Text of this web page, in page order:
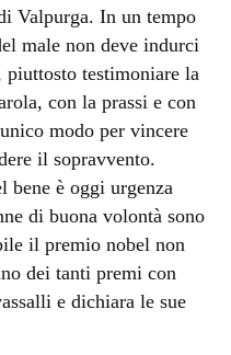
Valpurga. In un tempo
male non deve indurci
piuttosto testimoniare la
con la prassi e con
modo per vincere
il sopravvento.
bene è oggi urgenza
di buona volontà sono
il premio nobel non
dei tanti premi con
e dichiara le sue